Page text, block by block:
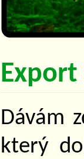
Export
Dávám
který